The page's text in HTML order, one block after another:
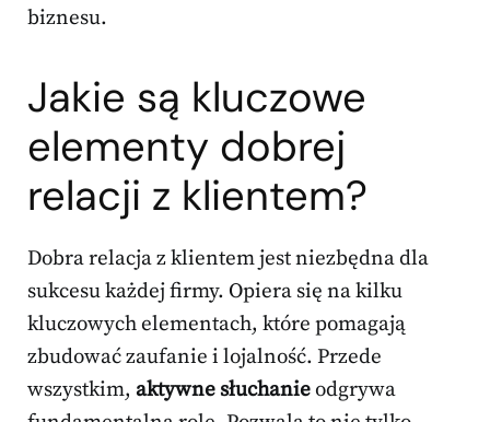
biznesu.
Jakie są kluczowe
elementy dobrej
relacji z klientem?
Dobra relacja z klientem jest niezbędna dla
sukcesu każdej firmy. Opiera się na kilku
kluczowych elementach, które pomagają
zbudować zaufanie i lojalność. Przede
wszystkim, aktywne słuchanieodgrywa